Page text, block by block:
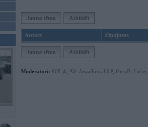
Jauna tēma Atbildēt
Autors Ziņojums
Jauna tēma Atbildēt
Moderatori: 968-jk AV AiwaShuraLLP, GirtzB Lafter